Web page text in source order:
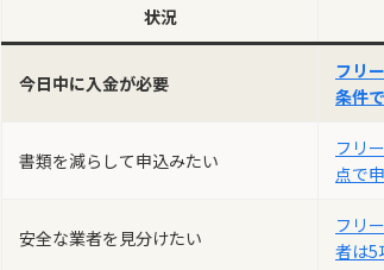
状況
今日中に入金が必要
フリ
条件
書類を減らして申込みたい
フリ
点で
安全な業者を見分けたい
フリ
者は5